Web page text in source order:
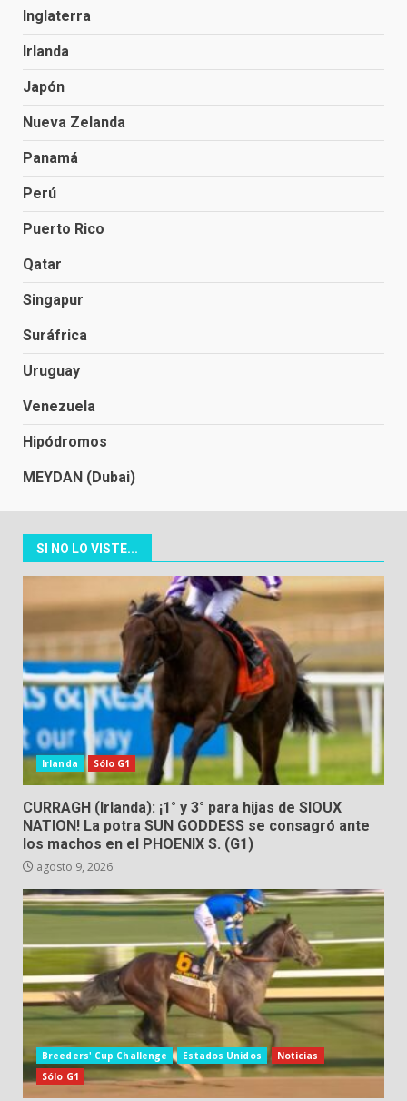
Inglaterra
Irlanda
Japón
Nueva Zelanda
Panamá
Perú
Puerto Rico
Qatar
Singapur
Suráfrica
Uruguay
Venezuela
Hipódromos
MEYDAN (Dubai)
SI NO LO VISTE...
Irlanda Sólo G1
CURRAGH (Irlanda): ¡1° y 3° para hijas de SIOUX
NATION! La potra SUN GODDESS se consagró ante
los machos en el PHOENIX S. (G1)
agosto 9, 2026
Breeders' Cup Challenge Estados Unidos
Noticias
Sólo G1